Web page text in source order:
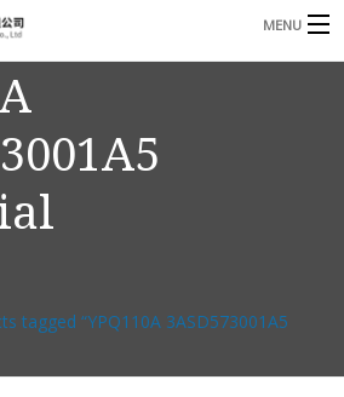
MENU
tagged “YPQ110A 3ASD573001A5